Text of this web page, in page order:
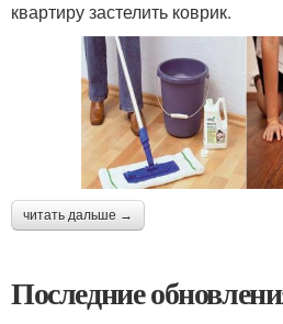
квартиру застелить коврик.
читать дальше →
Последние